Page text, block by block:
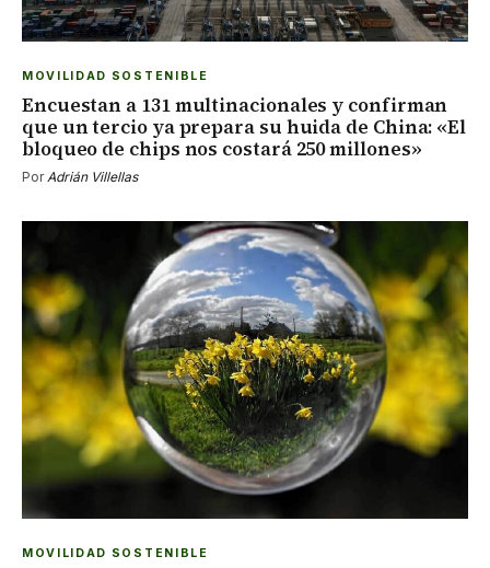
MOVILIDAD SOSTENIBLE
Encuestan a 131 multinacionales y confirman
que un tercio ya prepara su huida de China: «El
bloqueo de chips nos costará 250 millones»
PorAdrián Villellas
MOVILIDAD SOSTENIBLE